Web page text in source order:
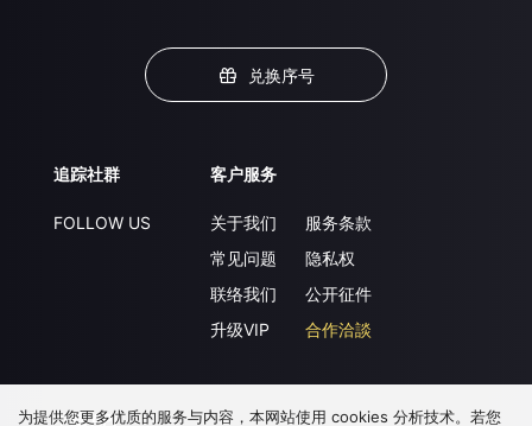
兑换序号
追踪社群
FOLLOW US
客户服务
关于我们
常见问题
联络我们
升级VIP
服务条款
隐私权
公开征件
合作洽談
下载 APP
为提供您更多优质的服务与内容，本网站使用 cookies 分析技术。若您